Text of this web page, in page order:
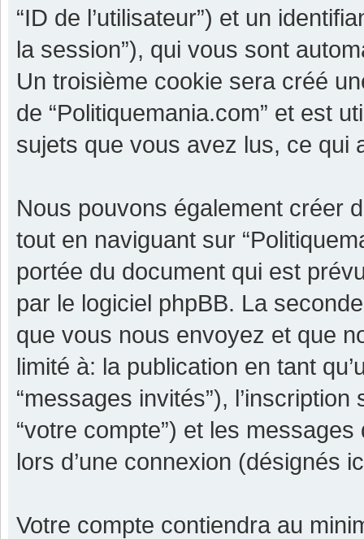
“ID de l’utilisateur”) et un
la session”), qui vous sont
Un troisième cookie sera créé
de “Politiquemania.com” et est
sujets que vous avez lus, ce qui
Nous pouvons également créer
tout en naviguant sur
portée du document qui est
par le logiciel phpBB. La
que vous nous envoyez et que
limité à: la publication en tant
“messages invités”),
“votre compte”) et les
lors d’une connexion (désignés
Votre compte contiendra au